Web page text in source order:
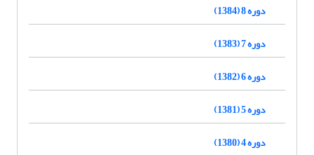
دوره 8 (1384)
دوره 7 (1383)
دوره 6 (1382)
دوره 5 (1381)
دوره 4 (1380)